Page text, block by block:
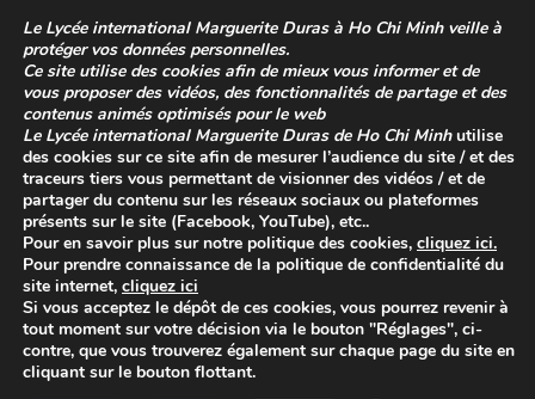
content
L’Asie, j’y suis, j’y danse !
Posted on 22 juin 2022
“L’Asie, j’y suis, j’y danse” – thème du festival de
Le Lycée international Marguerite Duras à Ho Chi Minhveille à
protéger vos données personnelles.
Ce site utilise des cookies afin de mieux vous informer et de
vous proposer des vidéos, des fonctionnalités de partage et des
contenus animés optimisés pour le web
Le Lycée international Marguerite Duras de Ho Chi Minhutilise
des cookies sur ce site afin de mesurer l’audience du site / et des
traceurs tiers vous permettant de visionner des vidéos / et de
partager du contenu sur les réseaux sociaux ou plateformes
présents sur le site (Facebook, YouTube), etc..
Pour en savoir plus sur notre politique des cookies, cliquez ici.
Pour prendre connaissance de la politique de confidentialité du
site internet, cliquez ici
Si vous acceptez le dépôt de ces cookies, vous pourrez revenir à
tout moment sur votre décision via le bouton "Réglages", ci-
contre, que vous trouverez également sur chaque page du site en
cliquant sur le bouton flottant.